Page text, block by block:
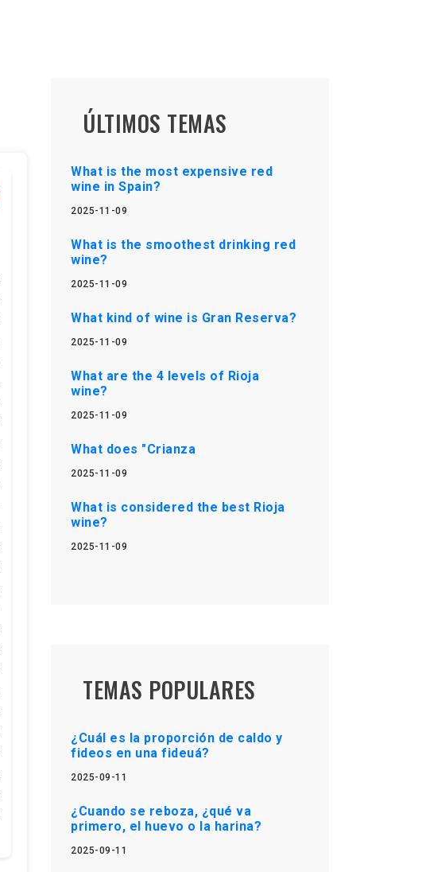
ÚLTIMOS TEMAS
What is the most expensive red
wine in Spain?
2025-11-09
What is the smoothest drinking red
wine?
2025-11-09
What kind of wine is Gran Reserva?
2025-11-09
What are the 4 levels of Rioja
wine?
2025-11-09
What does "Crianza
2025-11-09
What is considered the best Rioja
wine?
2025-11-09
TEMAS POPULARES
¿Cuál es la proporción de caldo y
fideos en una fideuá?
2025-09-11
¿Cuando se reboza, ¿qué va
primero, el huevo o la harina?
2025-09-11